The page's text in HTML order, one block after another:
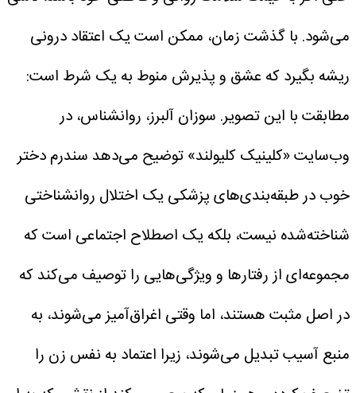
می‌شود. با گذشت زمان، ممکن است یک اعتقاد درونی
ریشه بگیرد که عشق و پذیرش منوط به یک شرط است:
مطابقت با این تصویر. سوزان آلبرز، روانشناس، در
وب‌سایت «کلینیک کلیولند» توضیح می‌دهد سندرم دختر
خوب در طبقه‌بندی‌های پزشکی یک اختلال روانشناختی
شناخته‌شده نیست، بلکه یک اصطلاح اجتماعی است که
مجموعه‌ای از رفتارها و ویژگی‌هایی را توصیف می‌کند که
در اصل مثبت هستند، اما وقتی اغراق‌آمیز می‌شوند، به
منبع آسیب تبدیل می‌شوند، زیرا اعتماد به نفس زن را